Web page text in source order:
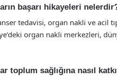
başarı hikayeleri
tedavisi, organ nakli ve acil
organ nakli merkezleri,
toplum sağlığına nasıl